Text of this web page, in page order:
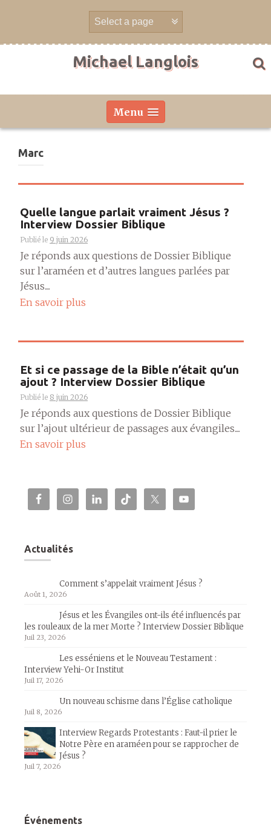
Michael Langlois
Menu
Marc
Quelle langue parlait vraiment Jésus ?
Interview Dossier Biblique
Publié le 9 juin 2026
Je réponds aux questions de Dossier Biblique
sur l’araméen et d’autres langues parlées par
Jésus....
En savoir plus
Et si ce passage de la Bible n’était qu’un
ajout ? Interview Dossier Biblique
Publié le 8 juin 2026
Je réponds aux questions de Dossier Biblique
sur l’ajout ultérieur de passages aux évangiles....
En savoir plus
Actualités
Comment s’appelait vraiment Jésus ?
Août 1, 2026
Jésus et les Évangiles ont-ils été influencés par
les rouleaux de la mer Morte ? Interview Dossier Biblique
Juil 23, 2026
Les esséniens et le Nouveau Testament :
Interview Yehi-Or Institut
Juil 17, 2026
Un nouveau schisme dans l’Église catholique
Juil 8, 2026
Interview Regards Protestants : Faut-il prier le
Notre Père en araméen pour se rapprocher de
Jésus ?
Juil 7, 2026
Événements